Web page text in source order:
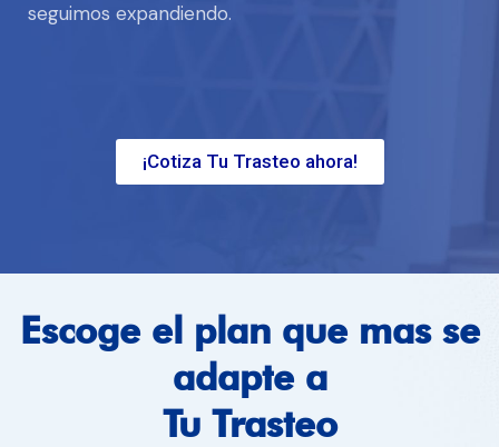
seguimos expandiendo.
¡Cotiza Tu Trasteo ahora!
Escoge el plan que mas se
adapte a
Tu Trasteo